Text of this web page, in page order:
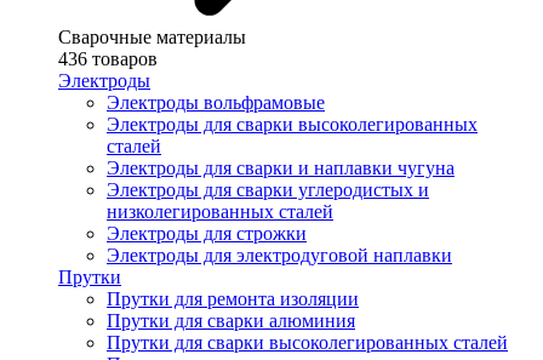
Сварочные материалы
436 товаров
Электроды
Электроды вольфрамовые
Электроды для сварки высоколегированных
сталей
Электроды для сварки и наплавки чугуна
Электроды для сварки углеродистых и
низколегированных сталей
Электроды для строжки
Электроды для электродуговой наплавки
Прутки
Прутки для ремонта изоляции
Прутки для сварки алюминия
Прутки для сварки высоколегированных сталей